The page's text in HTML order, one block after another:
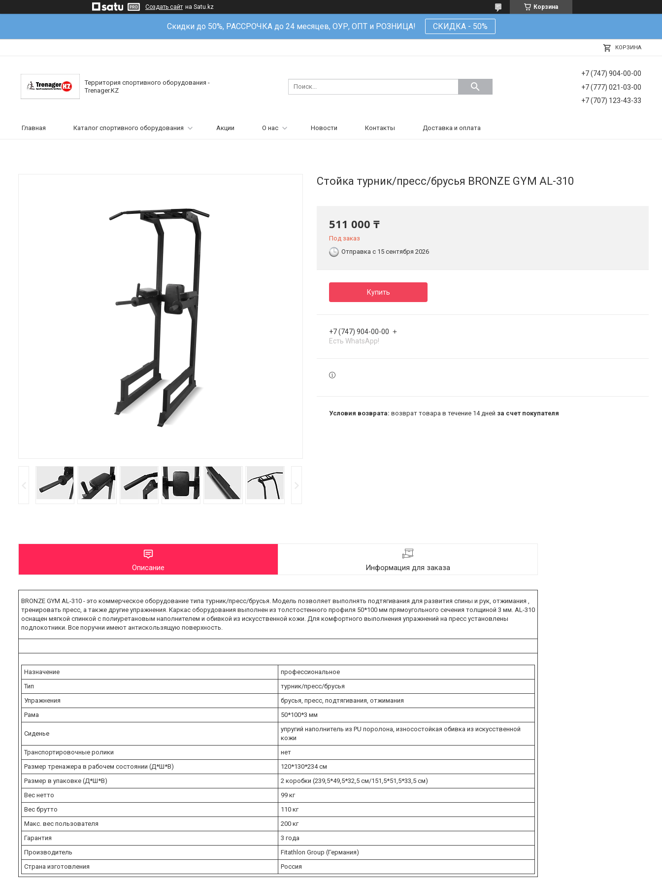
Создать сайт на Satu.kz Корзина
Скидки до 50%, РАССРОЧКА до 24 месяцев, ОУР, ОПТ и РОЗНИЦА! СКИДКА - 50%
КОРЗИНА
Территория спортивного оборудования -
Trenager.KZ
+7 (747) 904-00-00
+7 (777) 021-03-00
+7 (707) 123-43-33
Главная Каталог спортивного оборудования Акции О нас Новости Контакты Доставка и оплата
Стойка турник/пресс/брусья BRONZE GYM AL-310
511 000 ₸
Под заказ
Отправка с 15 сентября 2026
Купить
+7 (747) 904-00-00
Есть WhatsApp!
возврат товара в течение 14 дней за счет покупателя
Описание Информация для заказа
BRONZE GYM AL-310 - это коммерческое оборудование типа турник/пресс/брусья. Модель позволяет выполнять подтягивания для развития спины и рук, отжимания ,
тренировать пресс, а также другие упражнения. Каркас оборудования выполнен из толстостенного профиля 50*100 мм прямоугольного сечения толщиной 3 мм. AL-310
оснащен мягкой спинкой с полиуретановым наполнителем и обивкой из искусственной кожи. Для комфортного выполнения упражнений на пресс установлены
подлокотники. Все поручни имеют антискользящую поверхность.
Назначение
профессиональное
Тип
турник/пресс/брусья
Упражнения
брусья, пресс, подтягивания, отжимания
Рама
50*100*3 мм
Сиденье
упругий наполнитель из PU поролона, износостойкая обивка из искусственной
кожи
Транспортировочные ролики
нет
Размер тренажера в рабочем состоянии (Д*Ш*В)
120*130*234 см
Размер в упаковке (Д*Ш*В)
2 коробки (239,5*49,5*32,5 см/151,5*51,5*33,5 см)
Вес нетто
99 кг
Вес брутто
110 кг
Макс. вес пользователя
200 кг
Гарантия
3 года
Производитель
Fitathlon Group (Германия)
Страна изготовления
Россия